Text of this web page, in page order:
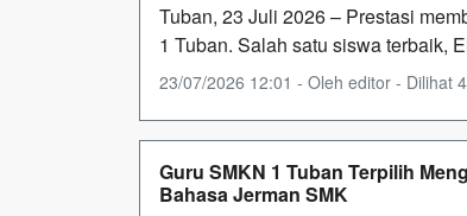
Tuban, 23 Juli 2026 – Prestasi
1 Tuban. Salah satu siswa terbaik,
23/07/2026 12:01 - Oleh editor - Dilihat
Guru SMKN 1 Tuban Terpilih
Bahasa Jerman SMK